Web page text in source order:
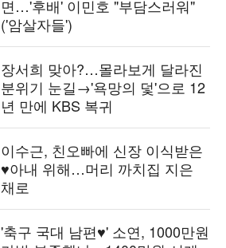
면…'후배' 이민호 "부담스러워"
('암살자들')
장서희 맞아?…몰라보게 달라진
분위기 눈길→'욕망의 덫'으로 12
년 만에 KBS 복귀
이수근, 친오빠에 신장 이식받은
♥아내 위해…머리 까치집 지은
채로
'축구 국대 남편♥' 소연, 1000만원